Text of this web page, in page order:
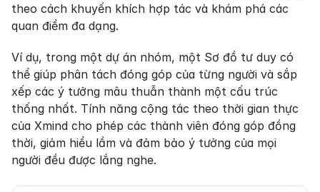
theo cách khuyến khích hợp tác và khám phá các
quan điểm đa dạng.
Ví dụ, trong một dự án nhóm, một Sơ đồ tư duy có
thể giúp phân tách đóng góp của từng người và sắp
xếp các ý tưởng mâu thuẫn thành một cấu trúc
thống nhất. Tính năng cộng tác theo thời gian thực
của Xmind cho phép các thành viên đóng góp đồng
thời, giảm hiểu lầm và đảm bảo ý tưởng của mọi
người đều được lắng nghe.